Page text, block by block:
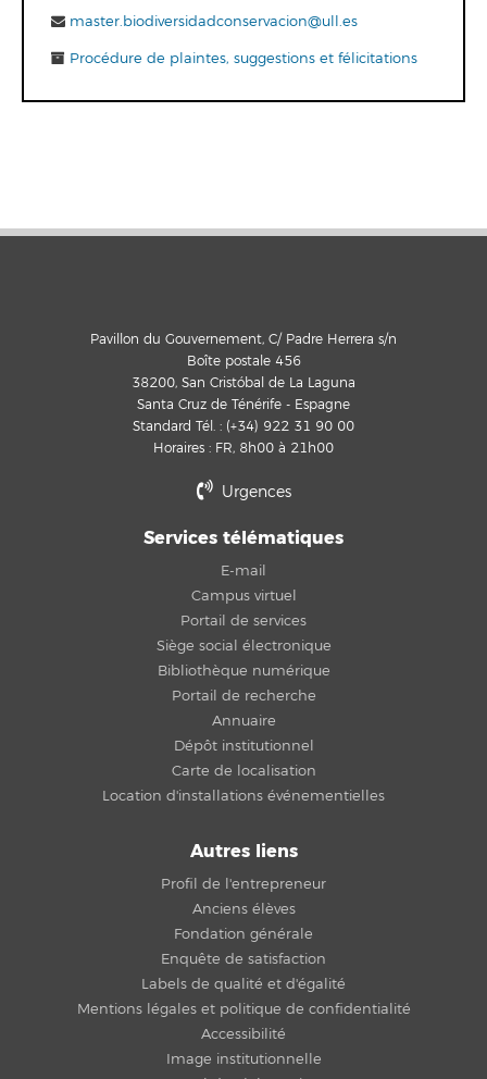
master.biodiversidadconservacion@ull.es
Procédure de plaintes, suggestions et félicitations
Pavillon du Gouvernement, C/ Padre Herrera s/n
Boîte postale 456
38200, San Cristóbal de La Laguna
Santa Cruz de Ténérife - Espagne
Standard Tél. : (+34) 922 31 90 00
Horaires : FR, 8h00 à 21h00
Urgences
Services télématiques
E-mail
Campus virtuel
Portail de services
Siège social électronique
Bibliothèque numérique
Portail de recherche
Annuaire
Dépôt institutionnel
Carte de localisation
Location d'installations événementielles
Autres liens
Profil de l'entrepreneur
Anciens élèves
Fondation générale
Enquête de satisfaction
Labels de qualité et d'égalité
Mentions légales et politique de confidentialité
Accessibilité
Image institutionnelle